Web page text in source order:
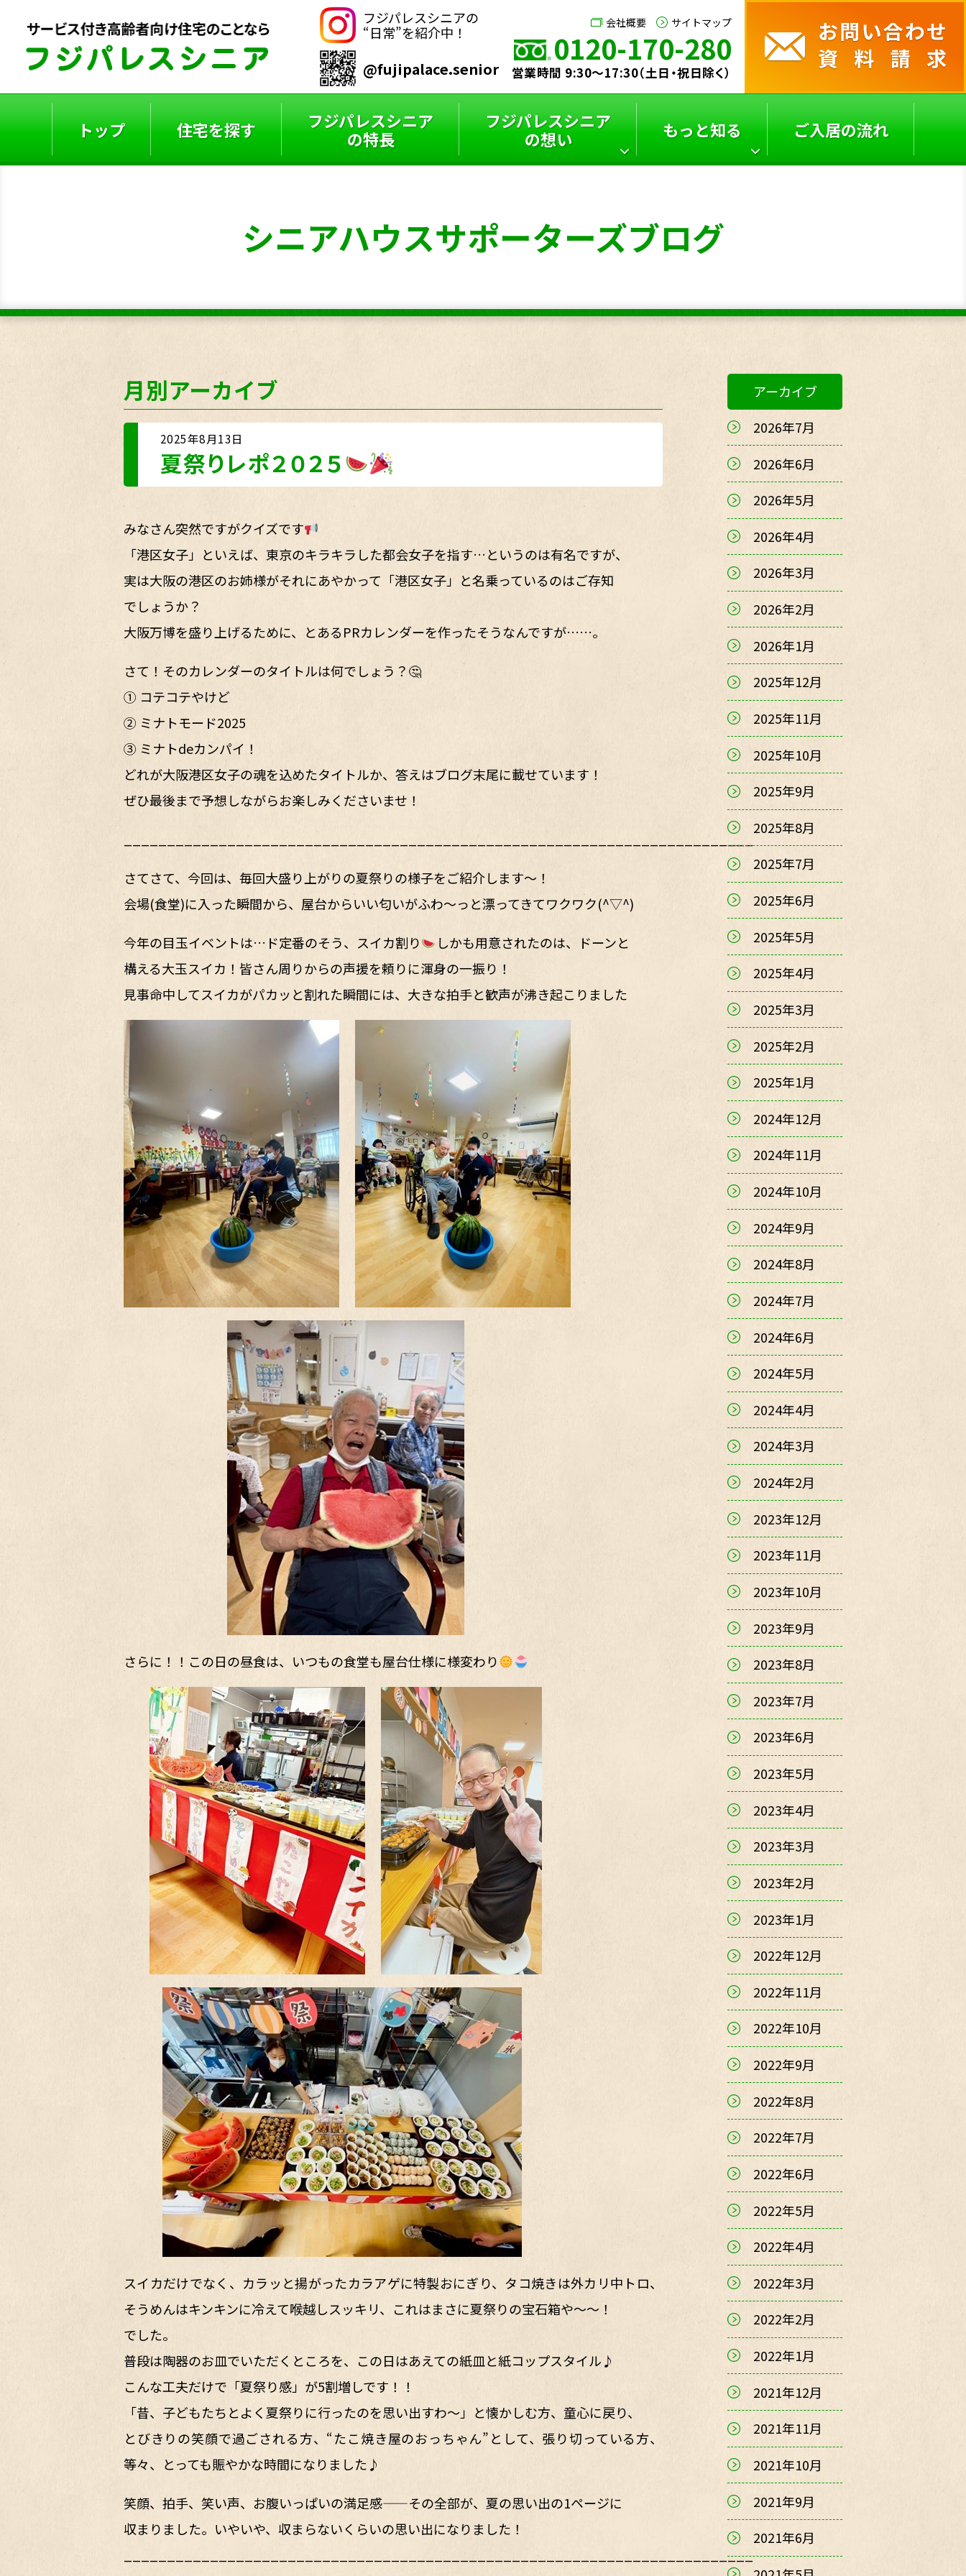
フジパレスシニアの
“日常”を紹介中！
@fujipalace.senior
会社概要 サイトマップ
0120-170-280
営業時間 9:30～17:30（土日・祝日除く）
トップ 住宅を探す
フジパレスシニア
の特長
フジパレスシニア
の想い
サポーターズブログ
特選コラム
もっと知る
スタッフインタビュー
フジパレスシニアと
は？
サービス付き高齢者向
け
住宅の選び方
ご入居の流れ
シニアハウスサポーターズブログ
月別アーカイブ
2025年8月13日
夏祭りレポ２０２５
みなさん突然ですがクイズです
「港区女子」といえば、東京のキラキラした都会女子を指す…というのは有名ですが、
実は大阪の港区のお姉様がそれにあやかって「港区女子」と名乗っているのはご存知
でしょうか？
大阪万博を盛り上げるために、とあるPRカレンダーを作ったそうなんですが……。
さて！そのカレンダーのタイトルは何でしょう？🤔
① コテコテやけど
② ミナトモード2025
③ ミナトdeカンパイ！
どれが大阪港区女子の魂を込めたタイトルか、答えはブログ末尾に載せています！
ぜひ最後まで予想しながらお楽しみくださいませ！
_________________________________________________________________________
さてさて、今回は、毎回大盛り上がりの夏祭りの様子をご紹介します～！
会場(食堂)に入った瞬間から、屋台からいい匂いがふわ～っと漂ってきてワクワク(^▽^)
今年の目玉イベントは…ド定番のそう、スイカ割り
しかも用意されたのは、ドーンと
構える大玉スイカ！皆さん周りからの声援を頼りに渾身の一振り！
見事命中してスイカがパカッと割れた瞬間には、大きな拍手と歓声が沸き起こりました
さらに！！この日の昼食は、いつもの食堂も屋台仕様に様変わり
スイカだけでなく、カラッと揚がったカラアゲに特製おにぎり、タコ焼きは外カリ中トロ、
そうめんはキンキンに冷えて喉越しスッキリ、これはまさに夏祭りの宝石箱や～～！
でした。
普段は陶器のお皿でいただくところを、この日はあえての紙皿と紙コップスタイル♪
こんな工夫だけで「夏祭り感」が5割増しです！！
「昔、子どもたちとよく夏祭りに行ったのを思い出すわ～」と懐かしむ方、童心に戻り、
とびきりの笑顔で過ごされる方、“たこ焼き屋のおっちゃん”として、張り切っている方、
等々、とっても賑やかな時間になりました♪
笑顔、拍手、笑い声、お腹いっぱいの満足感——その全部が、夏の思い出の1ページに
収まりました。いやいや、収まらないくらいの思い出になりました！
_________________________________________________________________________
アーカイブ
2026年7月
2026年6月
2026年5月
2026年4月
2026年3月
2026年2月
2026年1月
2025年12月
2025年11月
2025年10月
2025年9月
2025年8月
2025年7月
2025年6月
2025年5月
2025年4月
2025年3月
2025年2月
2025年1月
2024年12月
2024年11月
2024年10月
2024年9月
2024年8月
2024年7月
2024年6月
2024年5月
2024年4月
2024年3月
2024年2月
2023年12月
2023年11月
2023年10月
2023年9月
2023年8月
2023年7月
2023年6月
2023年5月
2023年4月
2023年3月
2023年2月
2023年1月
2022年12月
2022年11月
2022年10月
2022年9月
2022年8月
2022年7月
2022年6月
2022年5月
2022年4月
2022年3月
2022年2月
2022年1月
2021年12月
2021年11月
2021年10月
2021年9月
2021年6月